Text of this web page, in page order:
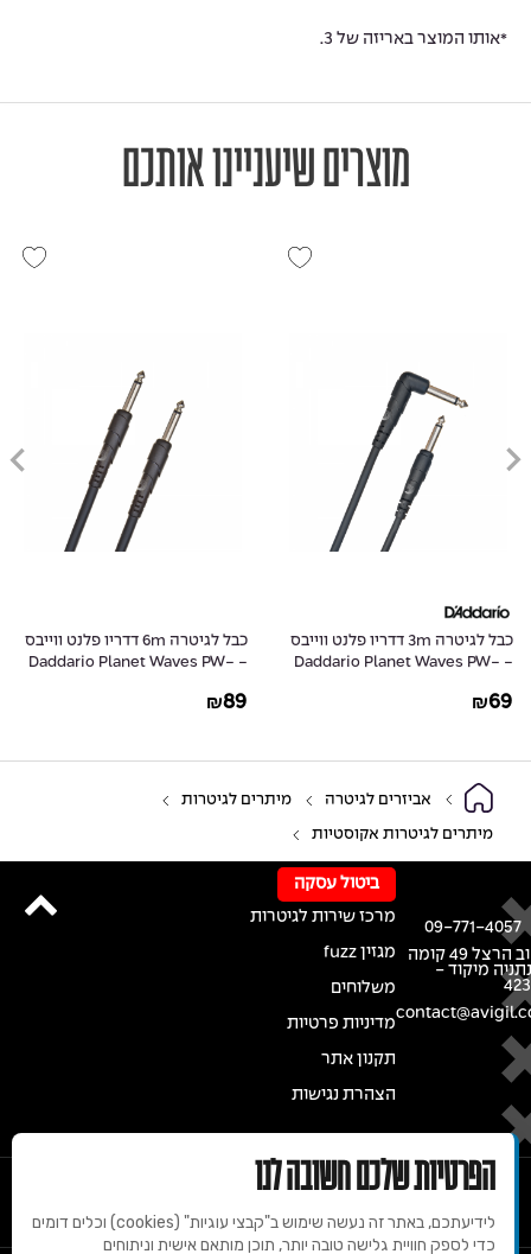
*אותו המוצר באריזה של 3.
מוצרים שיעניינו אותכם
כבל לגיטרה 3m דדריו פלנט ווייבס
- Daddario Planet Waves PW-
₪69
כבל לגיטרה 6m דדריו פלנט ווייבס
- Daddario Planet Waves PW-
₪89
אביזרים לגיטרה מיתרים לגיטרות
מיתרים לגיטרות אקוסטיות
רחוב הרצל 49 קומה
מיקוד -
09-771-4057
ביטול עסקה
מרכז שירות לגיטרות
מגזין fuzz
משלוחים
מדיניות פרטיות
תקנון אתר
הצהרת נגישות
הפרטיות שלכם חשובה לנו
לידיעתכם, באתר זה נעשה שימוש ב"קבצי עוגיות" (cookies) וכלים דומים
כדי לספק חוויית גלישה טובה יותר, תוכן מותאם אישית וניתוחים